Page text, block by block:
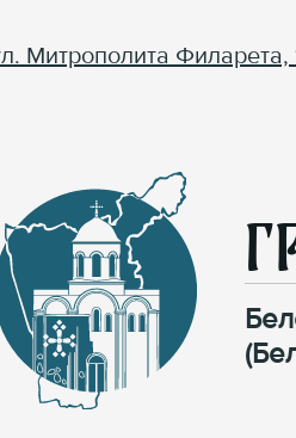
Митрополита Филарета,